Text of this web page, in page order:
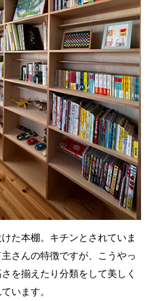
た本棚。キチンとされていま
さんの特徴ですが、こうやっ
を揃えたり分類をして美しく
います。